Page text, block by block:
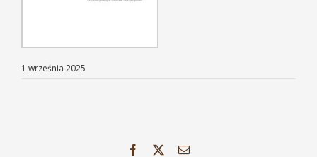
1 września 2025
Facebook Email